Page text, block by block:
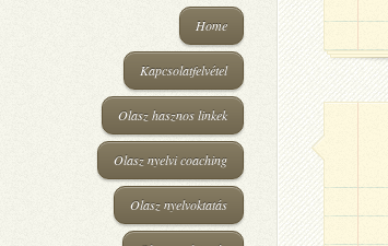
Home
Kapcsolatfelvétel
Olasz hasznos linkek
Olasz nyelvi coaching
Olasz nyelvoktatás